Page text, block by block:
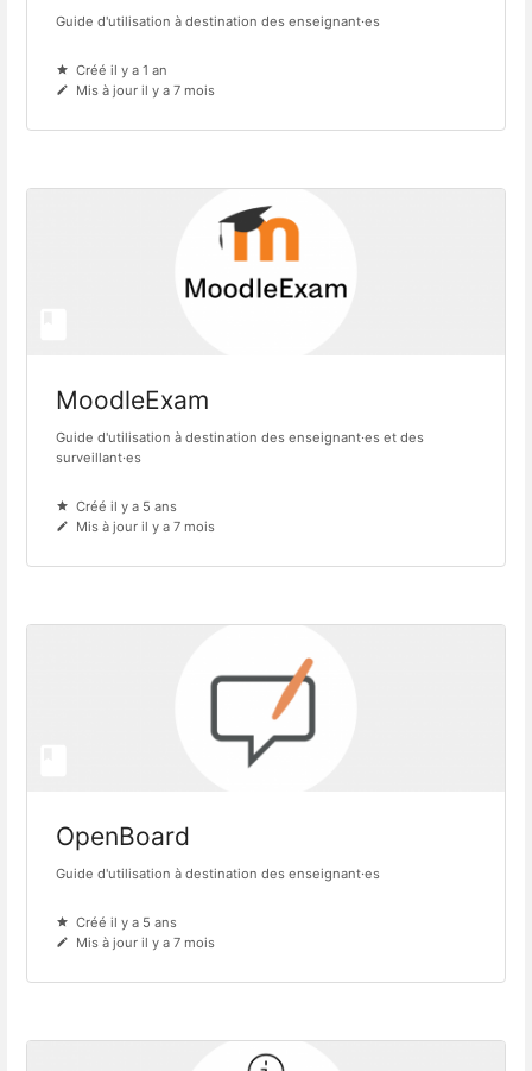
Guide d'utilisation à destination des enseignant·es
Créé il y a 1 an
Mis à jour il y a 7 mois
MoodleExam
Guide d'utilisation à destination des enseignant·es et des
surveillant·es
Créé il y a 5 ans
Mis à jour il y a 7 mois
OpenBoard
Guide d'utilisation à destination des enseignant·es
Créé il y a 5 ans
Mis à jour il y a 7 mois